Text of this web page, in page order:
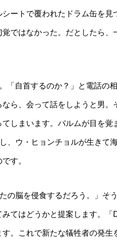
ートで覆われたドラム缶を見
ではなかった。だとしたら、
自首するのか？」と電話の相
ら、会って話をしようと男。
しまいます。バルムが目を覚
、ウ・ヒョンチョルが生きて
す。
の脳を侵食するだろう。」そ
てはどうかと提案します。「
。これで新たな犠牲者の発生